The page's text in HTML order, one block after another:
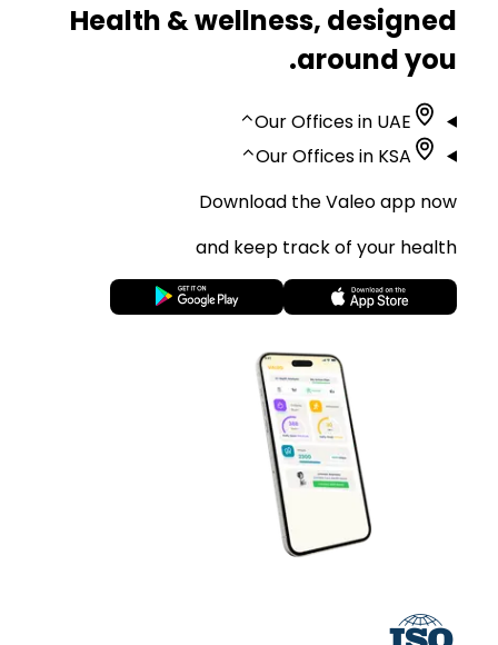
Health & wellness, designed
around you.
Our Offices in UAE
⌃
Our Offices in KSA
⌃
Download the Valeo app now
and keep track of your health